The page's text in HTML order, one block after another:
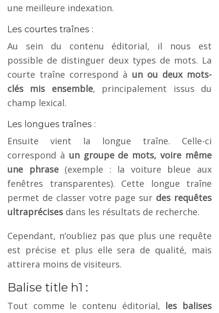
une meilleure indexation.
Les courtes traînes :
Au sein du contenu éditorial, il nous est
possible de distinguer deux types de mots. La
courte traîne correspond à un ou deux mots-
clés mis ensemble, principalement issus du
champ lexical.
Les longues traînes :
Ensuite vient la longue traîne. Celle-ci
correspond à un groupe de mots, voire même
une phrase(exemple : la voiture bleue aux
fenêtres transparentes). Cette longue traîne
permet de classer votre page sur des requêtes
ultraprécises dans les résultats de recherche.
Cependant, n’oubliez pas que plus une requête
est précise et plus elle sera de qualité, mais
attirera moins de visiteurs.
Balise title h1 :
Tout comme le contenu éditorial, les balises